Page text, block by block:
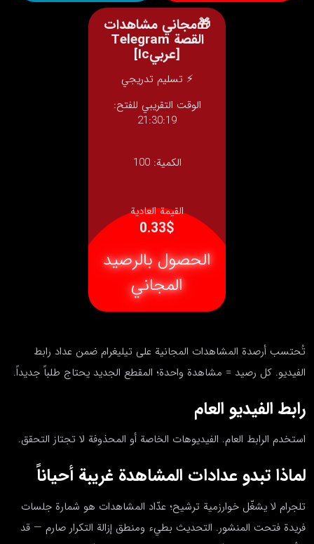
🎁مجاني مشاهدات
القصة Telegram
[عربيIc]
⚡ تسليم تدريجي
الوقت التقريبي للفتح:
21:30:19
الكمية:100
القيمة العادية
0.33$
الحصول بالرصيد
المجاني
تُحتسب أرصدة المشاهدات المجانية على تيليغرام ضمن عداد رابط
الفيديو. كل رصيد = مشاهدة واحدة؛ المقطع الجديد يحتاج طلباً جديداً.
رابط الفيديو العام
استخدم الرابط العام. الفيديوهات الخاصة أو المحذوفة لا تجتاز التحقق.
لماذا تبدو عدادات المشاهدة غريبة أحياناً
تلجرام لا يشغّل خوارزمية ترشيح؛ عدّاد المشاهدات هو شمارة جلسات
فريدة فتحت المنشور. التحديث بطيء ومنطق إزالة التكرار صارم — قد